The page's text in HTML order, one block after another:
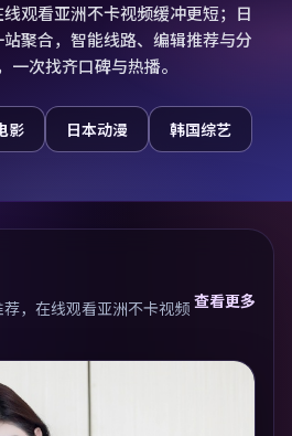
观看亚洲不卡视频缓冲更短；日
聚合，智能线路、编辑推荐与分
一次找齐口碑与热播。
影 日本动漫 韩国综艺
，在线观看亚洲不卡视频 查看更多